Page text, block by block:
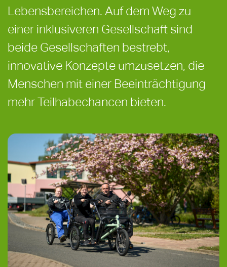
Lebensbereichen. Auf dem Weg zu
einer inklusiveren Gesellschaft sind
beide Gesellschaften bestrebt,
innovative Konzepte umzusetzen, die
Menschen mit einer Beeinträchtigung
mehr Teilhabechancen bieten.